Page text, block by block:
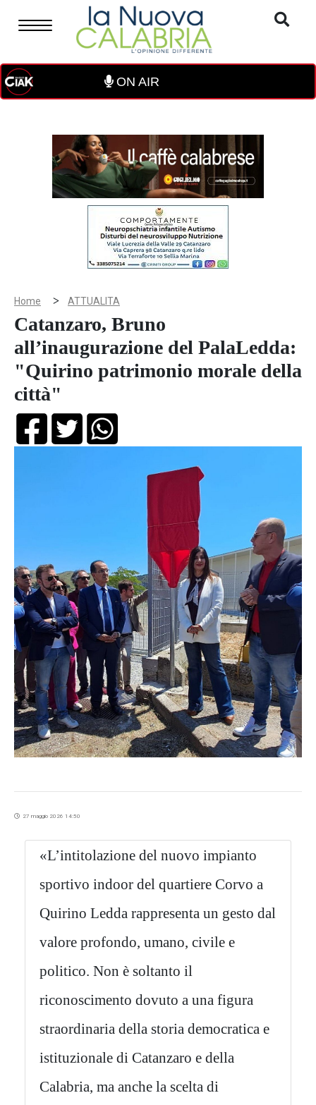
ON AIR
Home > ATTUALITA
Catanzaro, Bruno
all’inaugurazione del PalaLedda:
"Quirino patrimonio morale della
città"
27 maggio 2026 14:50
«L’intitolazione del nuovo impianto
sportivo indoor del quartiere Corvo a
Quirino Ledda rappresenta un gesto dal
valore profondo, umano, civile e
politico. Non è soltanto il
riconoscimento dovuto a una figura
straordinaria della storia democratica e
istituzionale di Catanzaro e della
Calabria, ma anche la scelta di